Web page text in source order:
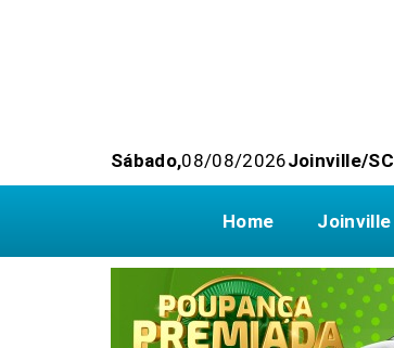
Sábado,08/08/2026Joinville/SC
Home Joinville